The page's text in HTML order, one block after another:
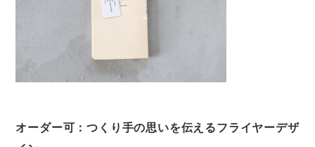
オーダー可：つくり手の思いを伝えるフライヤーデザ